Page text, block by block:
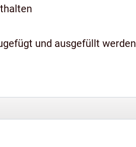
und ausgefüllt werden